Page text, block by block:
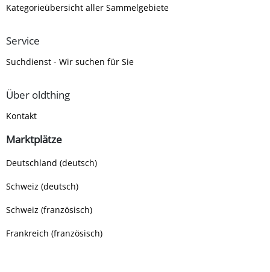
Kategorieübersicht aller Sammelgebiete
Service
Suchdienst - Wir suchen für Sie
Über oldthing
Kontakt
Marktplätze
Deutschland (deutsch)
Schweiz (deutsch)
Schweiz (französisch)
Frankreich (französisch)